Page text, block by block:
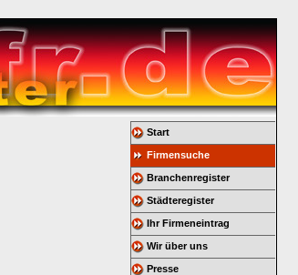
Start
Firmensuche
Branchenregister
Städteregister
Ihr Firmeneintrag
Wir über uns
Presse